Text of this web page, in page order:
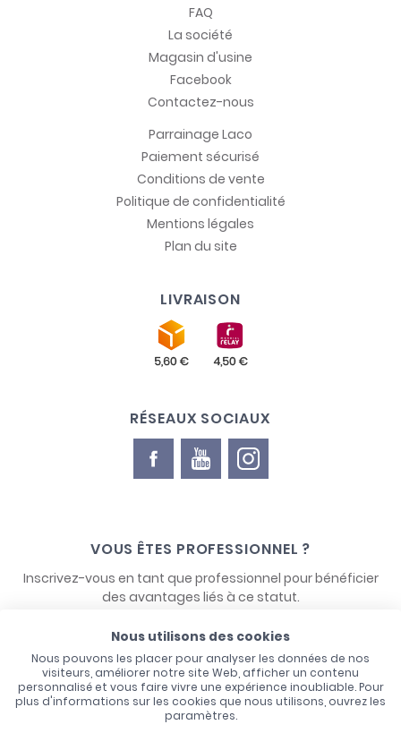
FAQ
La société
Magasin d'usine
Facebook
Contactez-nous
Parrainage Laco
Paiement sécurisé
Conditions de vente
Politique de confidentialité
Mentions légales
Plan du site
LIVRAISON
RÉSEAUX SOCIAUX
VOUS ÊTES PROFESSIONNEL ?
Inscrivez-vous en tant que professionnel pour bénéficier
des avantages liés à ce statut.
Nous utilisons des cookies
Nous pouvons les placer pour analyser les données de nos
visiteurs, améliorer notre site Web, afficher un contenu
personnalisé et vous faire vivre une expérience inoubliable. Pour
plus d'informations sur les cookies que nous utilisons, ouvrez les
paramètres.